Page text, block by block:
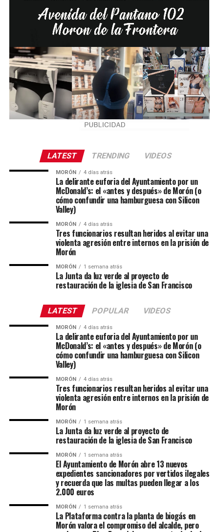
LATEST TRENDING VIDEOS
MORÓN 4 días atrás
La delirante euforia del Ayuntamiento por un
McDonald’s: el «antes y después» de Morón (o
cómo confundir una hamburguesa con Silicon
Valley)
MORÓN 4 días atrás
Tres funcionarios resultan heridos al evitar una
violenta agresión entre internos en la prisión de
Morón
MORÓN 1 semana atrás
La Junta da luz verde al proyecto de
restauración de la iglesia de San Francisco
LATEST POPULAR VIDEOS
MORÓN 4 días atrás
La delirante euforia del Ayuntamiento por un
McDonald’s: el «antes y después» de Morón (o
cómo confundir una hamburguesa con Silicon
Valley)
MORÓN 4 días atrás
Tres funcionarios resultan heridos al evitar una
violenta agresión entre internos en la prisión de
Morón
MORÓN 1 semana atrás
La Junta da luz verde al proyecto de
restauración de la iglesia de San Francisco
MORÓN 1 semana atrás
El Ayuntamiento de Morón abre 13 nuevos
expedientes sancionadores por vertidos ilegales
y recuerda que las multas pueden llegar a los
2.000 euros
MORÓN 1 semana atrás
La Plataforma contra la planta de biogás en
Morón valora el compromiso del alcalde, pero